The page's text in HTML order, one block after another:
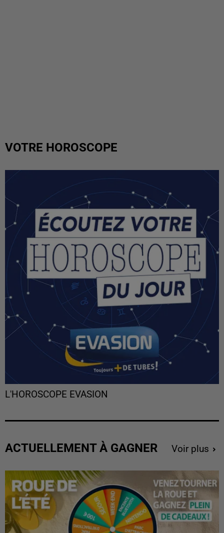
VOTRE HOROSCOPE
L'HOROSCOPE EVASION
ACTUELLEMENT À GAGNER Voir plus